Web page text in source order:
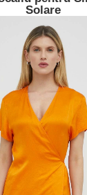
Solare